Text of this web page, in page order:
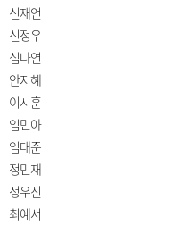
신재언
신정우
심나연
안지혜
이시훈
임민아
임태준
정민재
정우진
최예서